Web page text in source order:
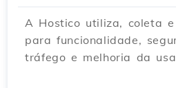
A Hostico utiliza, coleta e
para funcionalidade,
tráfego e melhoria da